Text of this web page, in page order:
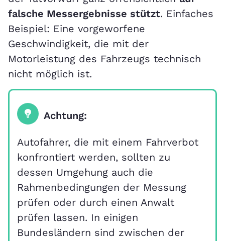
falsche Messergebnisse stützt. Einfaches
Beispiel: Eine vorgeworfene
Geschwindigkeit, die mit der
Motorleistung des Fahrzeugs technisch
nicht möglich ist.
Achtung:
Autofahrer, die mit einem Fahrverbot
konfrontiert werden, sollten zu
dessen Umgehung auch die
Rahmenbedingungen der Messung
prüfen oder durch einen Anwalt
prüfen lassen. In einigen
Bundesländern sind zwischen der